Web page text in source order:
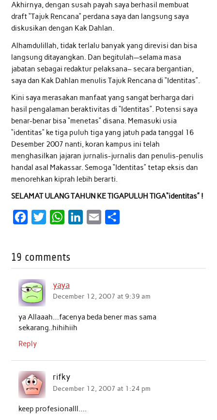
Akhirnya, dengan susah payah saya berhasil membuat
draft “Tajuk Rencana” perdana saya dan langsung saya
diskusikan dengan Kak Dahlan.
Alhamdulillah, tidak terlalu banyak yang direvisi dan bisa
langsung ditayangkan. Dan begitulah—selama masa
jabatan sebagai redaktur pelaksana– secara bergantian,
saya dan Kak Dahlan menulis Tajuk Rencana di “Identitas”.
Kini saya merasakan manfaat yang sangat berharga dari
hasil pengalaman beraktivitas di “Identitas”. Potensi saya
benar-benar bisa “menetas” disana. Memasuki usia
“identitas” ke tiga puluh tiga yang jatuh pada tanggal 16
Desember 2007 nanti, koran kampus ini telah
menghasilkan jajaran jurnalis-jurnalis dan penulis-penulis
handal asal Makassar. Semoga “Identitas” tetap eksis dan
menorehkan kiprah lebih berarti.
SELAMAT ULANG TAHUN KE TIGAPULUH TIGA“identitas” !
e
o
o
k
t
W
t
A
p
n
19 comments
yaya
December 12, 2007 at 9:39 am
ya Allaaah…facenya beda bener mas sama
sekarang..hihihiih
Reply
rifky
December 12, 2007 at 1:24 pm
keep profesionalll….